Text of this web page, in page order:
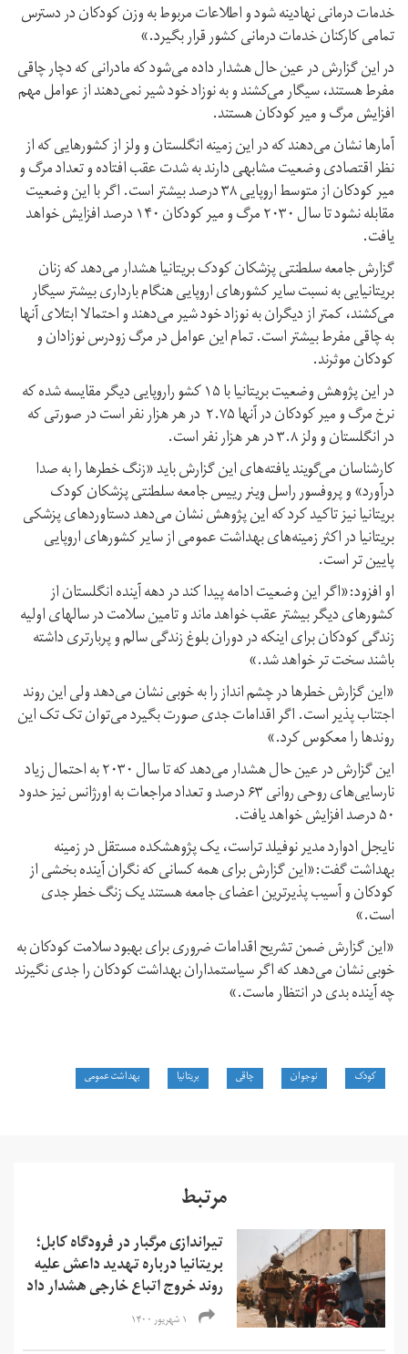
خدمات درمانی نهادینه شود و اطلاعات مربوط به وزن کودکان در دسترس
تمامی کارکنان خدمات درمانی کشور قرار بگیرد.»
در این گزارش در عین حال هشدار داده می‌شود که مادرانی که دچار چاقی
مفرط هستند، سیگار می‌کشند و به نوزاد خود شیر نمی‌دهند از عوامل مهم
افزایش مرگ و میر کودکان هستند.
آمارها نشان می‌دهند که در این زمینه انگلستان و ولز از کشورهایی که از
نظر اقتصادی وضعیت مشابهی دارند به شدت عقب افتاده و تعداد مرگ و
میر کودکان از متوسط اروپایی ۳۸ درصد بیشتر است. اگر با این وضعیت
مقابله نشود تا سال ۲۰۳۰ مرگ و میر کودکان ۱۴۰ درصد افزایش خواهد
یافت.
گزارش جامعه سلطنتی پزشکان کودک بریتانیا هشدار می‌دهد که زنان
بریتانیایی به نسبت سایر کشورهای اروپایی هنگام بارداری بيشتر سیگار
می‌کشند، کمتر از دیگران به نوزاد خود شیر می‌دهند و احتمالا ابتلای آنها
به چاقی مفرط بیشتر است. تمام این عوامل در مرگ زودرس نوزادان و
کودکان موثرند.
در این پژوهش وضعیت بریتانیا با ۱۵ کشو راروپایی دیگر مقایسه شده که
نرخ مرگ و میر کودکان در آنها ۲.۷۵ در هر هزار نفر است در صورتی که
در انگلستان و ولز ۳.۸ در هر هزار نفر است.
کارشناسان می‌گویند یافته‌های این گزارش باید «زنگ خطرها را به صدا
درآورد» و پروفسور راسل وینر رییس جامعه سلطنتی پزشکان کودک
بریتانیا نیز تاکید کرد که این پژوهش نشان می‌دهد دستاوردهای پزشکی
بریتانیا در اکثر زمینه‌های بهداشت عمومی از سایر کشورهای اروپایی
پایین تر است.
او افزود:«اگر این وضعیت ادامه پیدا کند در دهه آینده انگلستان از
کشورهای دیگر بیشتر عقب خواهد ماند و تامین سلامت در سالهای اولیه
زندگی کودکان برای اینکه در دوران بلوغ زندگی سالم و پربارتری داشته
باشند سخت تر خواهد شد.»
«این گزارش خطرها در چشم انداز را به خوبی نشان می‌دهد ولی این روند
اجتناب پذیر است. اگر اقدامات جدی صورت بگیرد می‌توان تک تک این
روندها را معکوس کرد.»
این گزارش در عین حال هشدار می‌دهد که تا سال ۲۰۳۰ به احتمال زیاد
نارسایی‌های روحی روانی ۶۳ درصد و تعداد مراجعات به اورژانس نیز حدود
۵۰ درصد افزایش خواهد یافت.
نایجل ادوارد مدیر نوفیلد تراست، یک پژوهشکده مستقل در زمینه
بهداشت گفت:«این گزارش برای همه کسانی که نگران آینده بخشی از
کودکان و آسیب پذیرترین اعضای جامعه هستند یک زنگ خطر جدی
است.»
«این گزارش ضمن تشریح اقدامات ضروری برای بهبود سلامت کودکان به
خوبی نشان می‌دهد که اگر سیاستمداران بهداشت کودکان را جدی نگیرند
چه آینده بدی در انتظار ماست.»
کودک نوجوان چاقی بریتانیا بهداشت عمومی
مرتبط
تیراندازی مرگبار در فرودگاه کابل؛
بریتانیا درباره تهدید داعش علیه
روند خروج اتباع خارجی هشدار داد
۱ شهریور ۱۴۰۰